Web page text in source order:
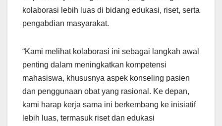
kolaborasi lebih luas di bidang edukasi, riset, serta
pengabdian masyarakat.
“Kami melihat kolaborasi ini sebagai langkah awal
penting dalam meningkatkan kompetensi
mahasiswa, khususnya aspek konseling pasien
dan penggunaan obat yang rasional. Ke depan,
kami harap kerja sama ini berkembang ke inisiatif
lebih luas, termasuk riset dan edukasi